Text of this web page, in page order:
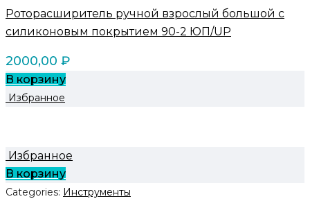
Роторасширитель ручной взрослый большой с
силиконовым покрытием 90-2 ЮП/UP
2000,00 ₽
В корзину
Избранное
Избранное
В корзину
Categories: Инструменты